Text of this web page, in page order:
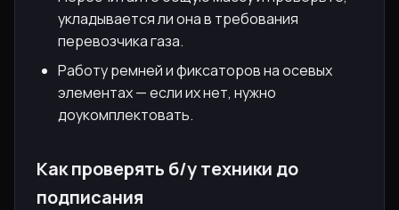
укладывается ли она в требования
перевозчика газа.
Работу ремней и фиксаторов на осевых
элементах — если их нет, нужно
доукомплектовать.
Как проверять б/у техники до
подписания